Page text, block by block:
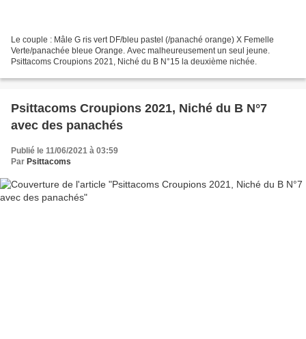
Le couple : Mâle G ris vert DF/bleu pastel (/panaché orange) X Femelle
Verte/panachée bleue Orange. Avec malheureusement un seul jeune.
Psittacoms Croupions 2021, Niché du B N°15 la deuxième nichée.
Psittacoms Croupions 2021, Niché du B N°7
avec des panachés
Publié le 11/06/2021 à 03:59
Par Psittacoms